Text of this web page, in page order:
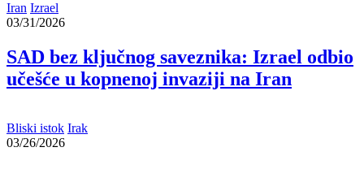
Iran Izrael
03/31/2026
SAD bez ključnog saveznika: Izrael odbio
učešće u kopnenoj invaziji na Iran
Bliski istok Irak
03/26/2026